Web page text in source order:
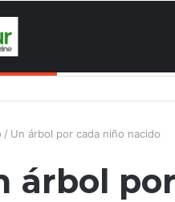
/ Un árbol por cada niño nacido
árbol